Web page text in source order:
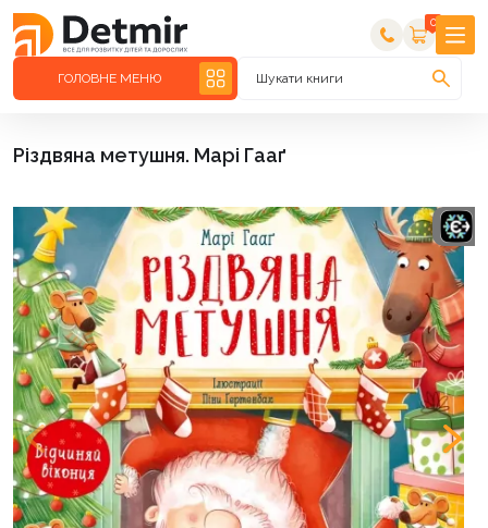
0
ГОЛОВНЕ МЕНЮ Шукати книги
Різдвяна метушня. Марі Гааґ